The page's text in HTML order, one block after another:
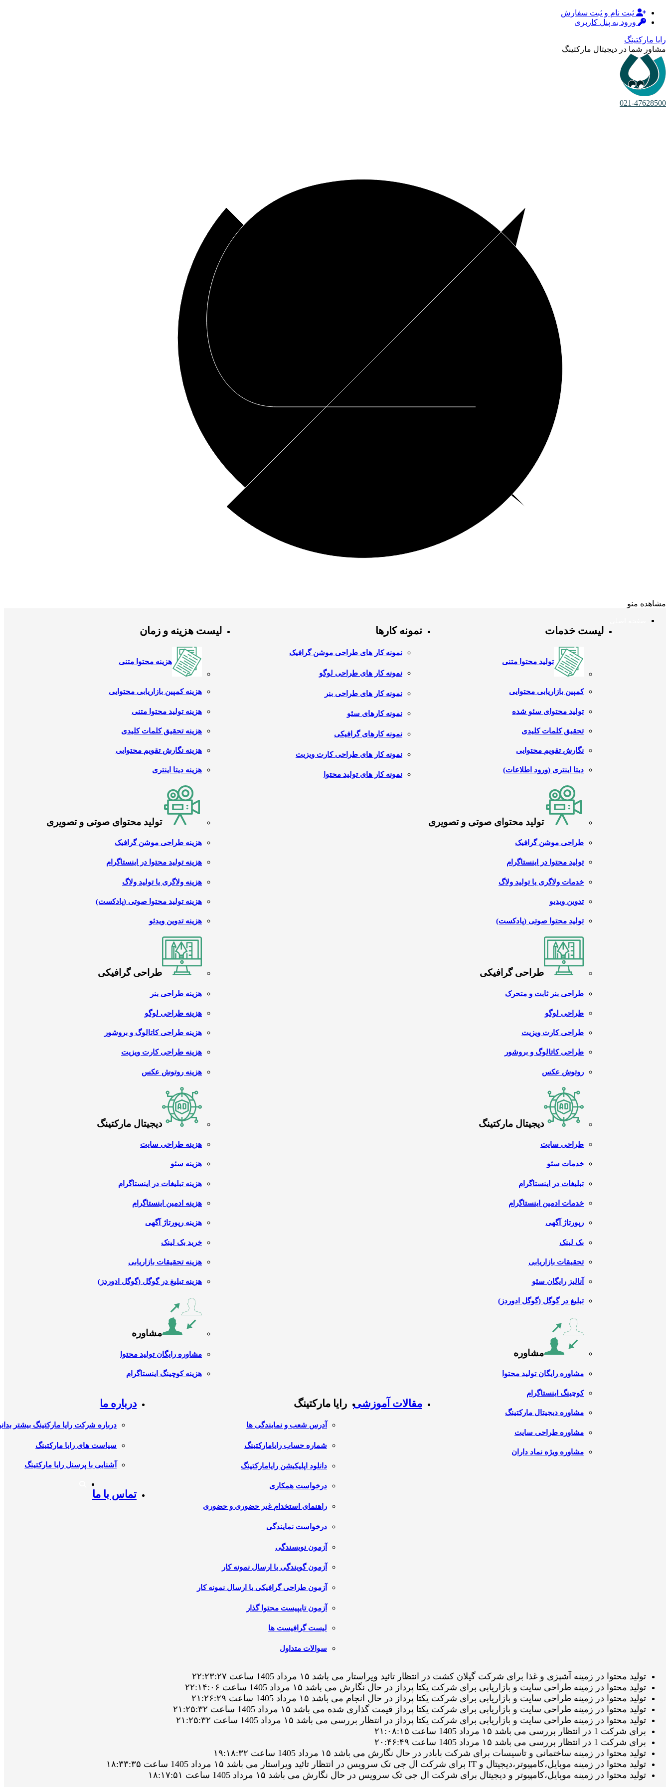
ثبت نام و ثبت سفارش
ورود به پنل کاربری
رایا مارکتینگ
مشاور شما در دیجیتال مارکتینگ
021-47628500
مشاهده منو
لیست خدمات
تولید محتوا متنی
کمپین بازاریابی محتوایی
تولید محتوای سئو شده
تحقیق کلمات کلیدی
نگارش تقویم محتوایی
دیتا اینتری (ورود اطلاعات)
تولید محتوای صوتی و تصویری
طراحی موشن گرافیک
تولید محتوا در اینستاگرام
خدمات ولاگری یا تولید ولاگ
تدوین ویدیو
تولید محتوا صوتی (پادکست)
طراحی گرافیکی
طراحی بنر ثابت و متحرک
طراحی لوگو
طراحی کارت ویزیت
طراحی کاتالوگ و بروشور
روتوش عکس
دیجیتال مارکتینگ
طراحی سایت
خدمات سئو
تبلیغات در اینستاگرام
خدمات ادمین اینستاگرام
رپورتاژ آگهی
بک لینک
تحقیقات بازاریابی
آنالیز رایگان سئو
تبلیغ در گوگل (گوگل ادوردز)
مشاوره
مشاوره رایگان تولید محتوا
کوچینگ اینستاگرام
مشاوره دیجیتال مارکتینگ
مشاوره طراحی سایت
مشاوره ویژه نماد داران
نمونه کارها
نمونه کار های طراحی موشن گرافیک
نمونه کار های طراحی لوگو
نمونه کار های طراحی بنر
نمونه کارهای سئو
نمونه کارهای گرافیکی
نمونه کار های طراحی کارت ویزیت
نمونه کار های تولید محتوا
لیست هزینه و زمان
هزینه محتوا متنی
هزینه کمپین بازاریابی محتوایی
هزینه تولید محتوا متنی
هزینه تحقیق کلمات کلیدی
هزینه نگارش تقویم محتوایی
هزینه دیتا اینتری
تولید محتوای صوتی و تصویری
هزینه طراحی موشن گرافیک
هزینه تولید محتوا در اینستاگرام
هزینه ولاگری یا تولید ولاگ
هزینه تولید محتوا صوتی (پادکست)
هزینه تدوین ویدئو
طراحی گرافیکی
هزینه طراحی بنر
هزینه طراحی لوگو
هزینه طراحی کاتالوگ و بروشور
هزینه طراحی کارت ویزیت
هزینه روتوش عکس
دیجیتال مارکتینگ
هزینه طراحی سایت
هزینه سئو
هزینه تبلیغات در اینستاگرام
هزینه ادمین اینستاگرام
هزینه رپورتاژ آگهی
خرید بک لینک
هزینه تحقیقات بازاریابی
هزینه تبلیغ در گوگل (گوگل ادوردز)
مشاوره
مشاوره رایگان تولید محتوا
هزینه کوچینگ اینستاگرام
مقالات آموزشی رایا مارکتینگ
آدرس شعب و نمایندگی ها
شماره حساب رایامارکتینگ
دانلود اپلیکیشن رایامارکتینگ
درخواست همکاری
راهنمای استخدام غیر حضوری و حضوری
درخواست نمایندگی
آزمون نویسندگی
آزمون گویندگی یا ارسال نمونه کار
آزمون طراحی گرافیکی یا ارسال نمونه کار
آزمون تایپیست محتوا گذار
لیست گرافیست ها
سوالات متداول
درباره ما
درباره شرکت رایا مارکتینگ بیشتر
سیاست های رایا مارکتینگ
آشنایی با پرسنل رایا مارکتینگ
تماس با ما
تولید محتوا در زمینه آشپزی و غذا برای شرکت گیلان کشت در انتظار تائید ویراستار می باشد ۱۵ مرداد 1405 ساعت ۲۲:۲۳:۲۷
تولید محتوا در زمینه طراحی سایت و بازاریابی برای شرکت یکتا پرداز در حال نگارش می باشد ۱۵ مرداد 1405 ساعت ۲۲:۱۴:۰۶
تولید محتوا در زمینه طراحی سایت و بازاریابی برای شرکت یکتا پرداز در حال انجام می باشد ۱۵ مرداد 1405 ساعت ۲۱:۲۶:۲۹
تولید محتوا در زمینه طراحی سایت و بازاریابی برای شرکت یکتا پرداز قیمت گذاری شده می باشد ۱۵ مرداد 1405 ساعت ۲۱:۲۵:۳۲
تولید محتوا در زمینه طراحی سایت و بازاریابی برای شرکت یکتا پرداز در انتظار بررسی می باشد ۱۵ مرداد 1405 ساعت ۲۱:۲۵:۳۲
برای شرکت 1 در انتظار بررسی می باشد ۱۵ مرداد 1405 ساعت ۲۱:۰۸:۱۵
برای شرکت 1 در انتظار بررسی می باشد ۱۵ مرداد 1405 ساعت ۲۰:۴۶:۴۹
تولید محتوا در زمینه ساختمانی و تاسیسات برای شرکت بابادر در حال نگارش می باشد ۱۵ مرداد 1405 ساعت ۱۹:۱۸:۳۲
تولید محتوا در زمینه موبایل،کامپیوتر،دیجیتال و IT برای شرکت ال جی تک سرویس در انتظار تائید ویراستار می باشد ۱۵ مرداد 1405 ساعت ۱۸:۳۳:۳۵
تولید محتوا در زمینه موبایل،کامپیوتر و دیجیتال برای شرکت ال جی تک سرویس در حال نگارش می باشد ۱۵ مرداد 1405 ساعت ۱۸:۱۷:۵۱